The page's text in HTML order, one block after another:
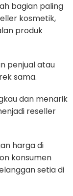
bagian paling
kosmetik,
produk
penjual atau
sama.
dan menarik
reseller
harga di
konsumen
setia di